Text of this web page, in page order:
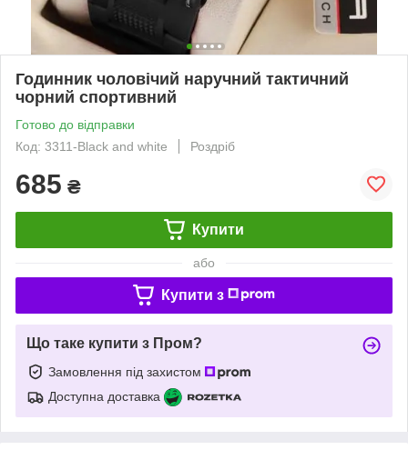
Годинник чоловічий наручний тактичний
чорний спортивний
Готово до відправки
Код: 3311-Black and white
Роздріб
685 ₴
Купити
або
Купити з
Що таке купити з Пром?
Замовлення під захистом
Доступна доставка